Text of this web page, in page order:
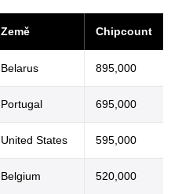
Země Chipcount
Belarus 895,000
Portugal 695,000
United States 595,000
Belgium 520,000